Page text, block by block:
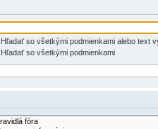
Hľadať so všetkými podmienkami alebo text
Hľadať so všetkými podmienkami